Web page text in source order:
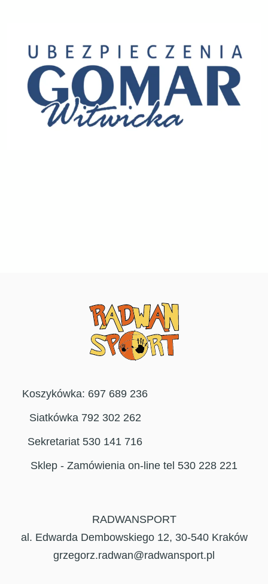
Koszykówka: 697 689 236
Siatkówka 792 302 262
Sekretariat 530 141 716
Sklep - Zamówienia on-line tel 530 228 221
RADWANSPORT
al. Edwarda Dembowskiego 12, 30-540 Kraków
grzegorz.radwan@radwansport.pl